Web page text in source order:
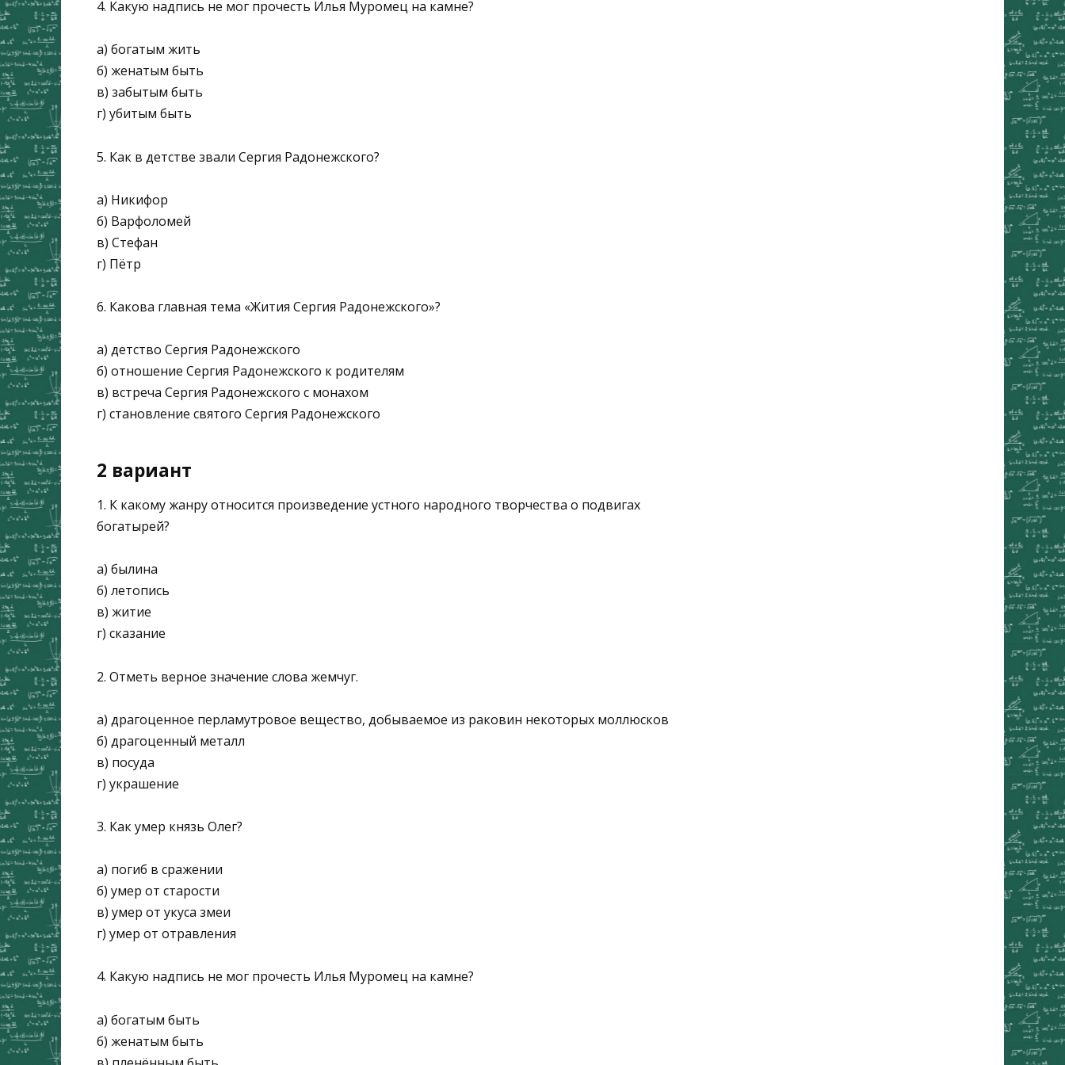
4. Какую надпись не мог прочесть Илья Му­ромец на камне?
а) богатым жить
б) женатым быть
в) забытым быть
г) убитым быть
5. Как в детстве звали Сергия Радонежского?
а) Никифор
б) Варфоломей
в) Стефан
г) Пётр
6. Какова главная тема «Жития Сергия Радо­нежского»?
а) детство Сергия Радонежского
б) отношение Сергия Радонежского к ро­дителям
в) встреча Сергия Радонежского с мона­хом
г) становление святого Сергия Радонеж­ского
2 вариант
1. К какому жанру относится произведение устного народного творчества о подвигах
богатырей?
а) былина
б) летопись
в) житие
г) сказание
2. Отметь верное значение слова жемчуг.
а) драгоценное перламутровое вещество, добываемое из раковин некоторых моллюсков
б) драгоценный металл
в) посуда
г) украшение
3. Как умер князь Олег?
а) погиб в сражении
б) умер от старости
в) умер от укуса змеи
г) умер от отравления
4. Какую надпись не мог прочесть Илья Му­ромец на камне?
а) богатым быть
б) женатым быть